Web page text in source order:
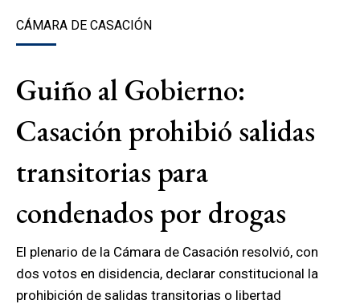
CÁMARA DE CASACIÓN
Guiño al Gobierno:
Casación prohibió salidas
transitorias para
condenados por drogas
El plenario de la Cámara de Casación resolvió, con
dos votos en disidencia, declarar constitucional la
prohibición de salidas transitorias o libertad